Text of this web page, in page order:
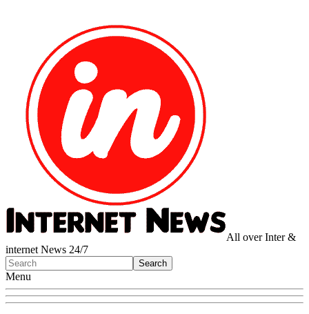
All over Inter &
internet News 24/7
Menu